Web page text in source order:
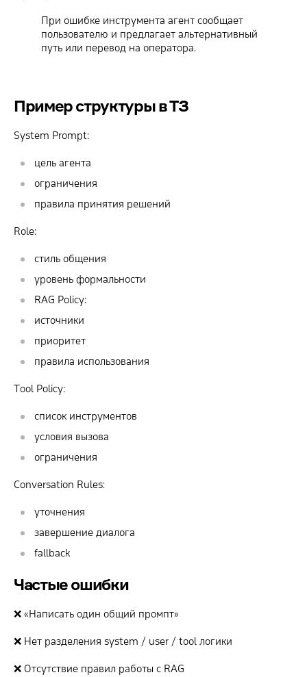
При ошибке инструмента агент сообщает
пользователю и предлагает альтернативный
путь или перевод на оператора.
Пример структуры в ТЗ
System Prompt:
цель агента
ограничения
правила принятия решений
Role:
стиль общения
уровень формальности
RAG Policy:
источники
приоритет
правила использования
Tool Policy:
список инструментов
условия вызова
ограничения
Conversation Rules:
уточнения
завершение диалога
fallback
Частые ошибки
❌ «Написать один общий промпт»
❌ Нет разделения system / user / tool логики
❌ Отсутствие правил работы с RAG